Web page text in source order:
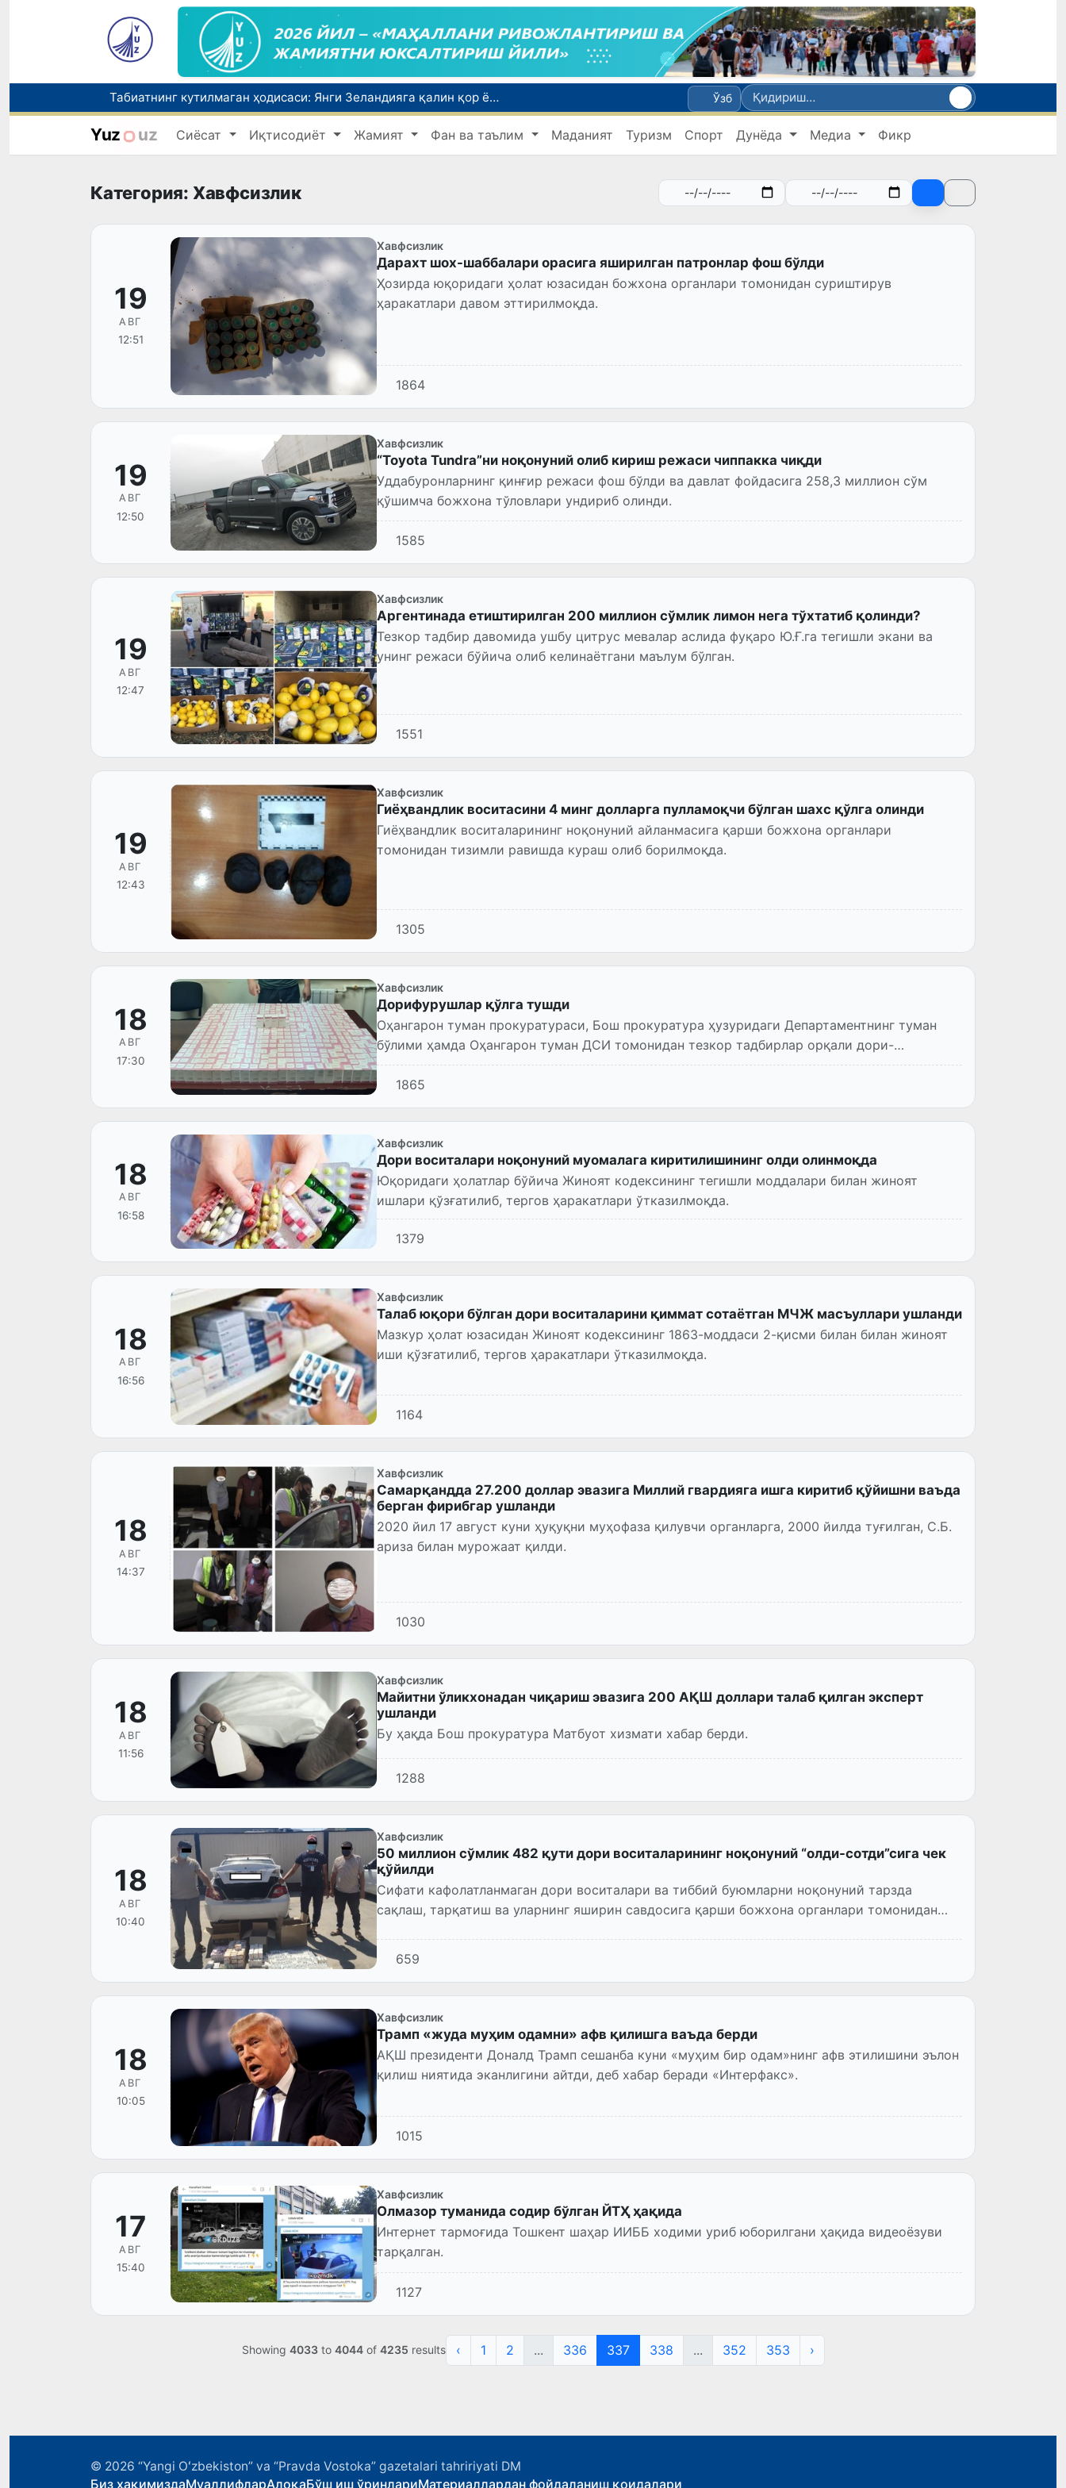
Табиатнинг кутилмаган ҳодисаси: Янги Зеландияга қалин қор ёғди
Олимлар Қуёш юзасининг энг аниқ тасвирларини эълон қилишди
Инсультга чалинган ҳамюртимиз Бош консулхона кўмагида Олмаотадан юртимизга қайтарилди
Чорвачилик соҳасида субсидиялар ажратилади
Ўзб
Yuz uz Сиёсат Иқтисодиёт Жамият Фан ва таълим Маданият Туризм Спорт Дунёда Медиа Фикр
Категория: Хавфсизлик
19
АВГ
12:51
Хавфсизлик
Дарахт шох-шаббалари орасига яширилган патронлар фош бўлди
Ҳозирда юқоридаги ҳолат юзасидан божхона органлари томонидан суриштирув
ҳаракатлари давом эттирилмоқда.
1864
19
АВГ
12:50
Хавфсизлик
“Toyota Tundra”ни ноқонуний олиб кириш режаси чиппакка чиқди
Уддабуронларнинг қинғир режаси фош бўлди ва давлат фойдасига 258,3 миллион сўм
қўшимча божхона тўловлари ундириб олинди.
1585
19
АВГ
12:47
Хавфсизлик
Аргентинада етиштирилган 200 миллион сўмлик лимон нега тўхтатиб қолинди?
Тезкор тадбир давомида ушбу цитрус мевалар аслида фуқаро Ю.Ғ.га тегишли экани ва
унинг режаси бўйича олиб келинаётгани маълум бўлган.
1551
19
АВГ
12:43
Хавфсизлик
Гиёҳвандлик воситасини 4 минг долларга пулламоқчи бўлган шахс қўлга олинди
Гиёҳвандлик воситаларининг ноқонуний айланмасига қарши божхона органлари
томонидан тизимли равишда кураш олиб борилмоқда.
1305
18
АВГ
17:30
Хавфсизлик
Дорифурушлар қўлга тушди
Оҳангарон туман прокуратураси, Бош прокуратура ҳузуридаги Департаментнинг туман
бўлими ҳамда Оҳангарон туман ДСИ томонидан тезкор тадбирлар орқали дори-
дармонларнинг ноқонуний савд...
1865
18
АВГ
16:58
Хавфсизлик
Дори воситалари ноқонуний муомалага киритилишининг олди олинмоқда
Юқоридаги ҳолатлар бўйича Жиноят кодексининг тегишли моддалари билан жиноят
ишлари қўзғатилиб, тергов ҳаракатлари ўтказилмоқда.
1379
18
АВГ
16:56
Хавфсизлик
Талаб юқори бўлган дори воситаларини қиммат сотаётган МЧЖ масъуллари ушланди
Мазкур ҳолат юзасидан Жиноят кодексининг 1863-моддаси 2-қисми билан билан жиноят
иши қўзғатилиб, тергов ҳаракатлари ўтказилмоқда.
1164
18
АВГ
14:37
Хавфсизлик
Самарқандда 27.200 доллар эвазига Миллий гвардияга ишга киритиб қўйишни ваъда
берган фирибгар ушланди
2020 йил 17 август куни ҳуқуқни муҳофаза қилувчи органларга, 2000 йилда туғилган, С.Б.
ариза билан мурожаат қилди.
1030
18
АВГ
11:56
Хавфсизлик
Майитни ўликхонадан чиқариш эвазига 200 АҚШ доллари талаб қилган эксперт
ушланди
Бу ҳақда Бош прокуратура Матбуот хизмати хабар берди.
1288
18
АВГ
10:40
Хавфсизлик
50 миллион сўмлик 482 қути дори воситаларининг ноқонуний “олди-сотди”сига чек
қўйилди
Сифати кафолатланмаган дори воситалари ва тиббий буюмларни ноқонуний тарзда
сақлаш, тарқатиш ва уларнинг яширин савдосига қарши божхона органлари томонидан
659
18
АВГ
10:05
Хавфсизлик
Трамп «жуда муҳим одамни» афв қилишга ваъда берди
АҚШ президенти Доналд Трамп сешанба куни «муҳим бир одам»нинг афв этилишини эълон
қилиш ниятида эканлигини айтди, деб хабар беради «Интерфакс».
1015
17
АВГ
15:40
Хавфсизлик
Олмазор туманида содир бўлган ЙТҲ ҳақида
Интернет тармоғида Тошкент шаҳар ИИББ ходими уриб юборилгани ҳақида видеоёзуви
тарқалган.
1127
Showing 4033to 4044of 4235 results ‹ 1 2 ... 336 337 338 ... 352 353 ›
© 2026 “Yangi Oʻzbekiston” va “Pravda Vostoka” gazetalari tahririyati DM
Биз ҳақимиздаМуаллифларАлоқаБўш иш ўринлариМатериаллардан фойдаланиш қоидалари